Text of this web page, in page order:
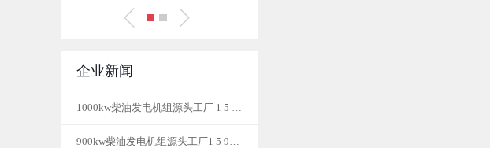
企业新闻
1000kw柴油发电机组源头工厂 1 5 9-0 5 3 6-0 2 1 0
900kw柴油发电机组源头工厂1 5 9-0 5 3 6-0 2 1 0